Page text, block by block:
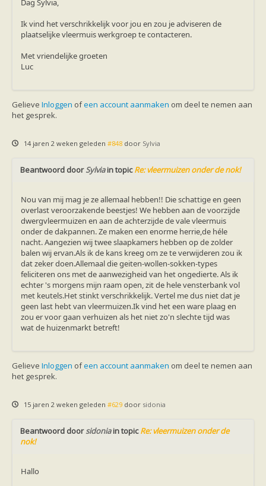
Dag Sylvia,
Ik vind het verschrikkelijk voor jou en zou je adviseren de
plaatselijke vleermuis werkgroep te contacteren.
Met vriendelijke groeten
Luc
Gelieve Inloggen ofeen account aanmaken om deel te nemen aan
het gesprek.
14 jaren 2 weken geleden #848 door Sylvia
Beantwoord doorSylviain topicRe: vleermuizen onder de nok!
Nou van mij mag je ze allemaal hebben!! Die schattige en geen
overlast veroorzakende beestjes! We hebben aan de voorzijde
dwergvleermuizen en aan de achterzijde de vale vleermuis
onder de dakpannen. Ze maken een enorme herrie,de héle
nacht. Aangezien wij twee slaapkamers hebben op de zolder
balen wij ervan.Als ik de kans kreeg om ze te verwijderen zou ik
dat zeker doen.Allemaal die geiten-wollen-sokken-types
feliciteren ons met de aanwezigheid van het ongedierte. Als ik
echter 's morgens mijn raam open, zit de hele vensterbank vol
met keutels.Het stinkt verschrikkelijk. Vertel me dus niet dat je
geen last hebt van vleermuizen.Ik vind het een ware plaag en
zou er voor gaan verhuizen als het niet zo'n slechte tijd was
wat de huizenmarkt betreft!
Gelieve Inloggen ofeen account aanmaken om deel te nemen aan
het gesprek.
15 jaren 2 weken geleden #629 door sidonia
Beantwoord doorsidoniain topicRe: vleermuizen onder de
nok!
Hallo